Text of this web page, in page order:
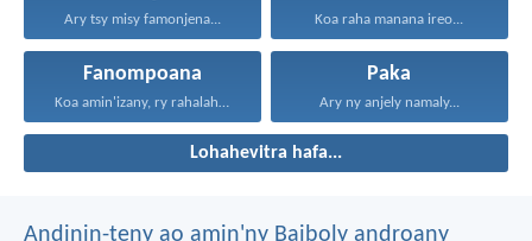
Ary tsy misy famonjena... Koa raha manana ireo...
Fanompoana
Koa amin'izany, ry rahalahy...
Paka
Ary ny anjely namaly...
Lohahevitra hafa...
Andinin-teny ao amin'ny Baiboly androany